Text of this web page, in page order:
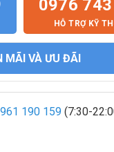
0976
HỖ TRỢ KỸ
MÃI VÀ ƯU ĐÃI
190 159 (7:30-